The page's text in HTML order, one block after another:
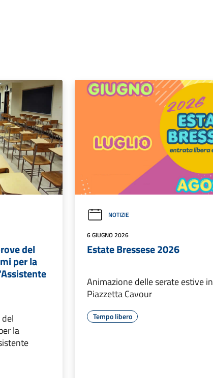
del
per la
la
NOTIZIE
6 GIUGNO 2026
Estate Bressese 2026
Animazione delle serate estive in
Piazzetta Cavour
Tempo libero